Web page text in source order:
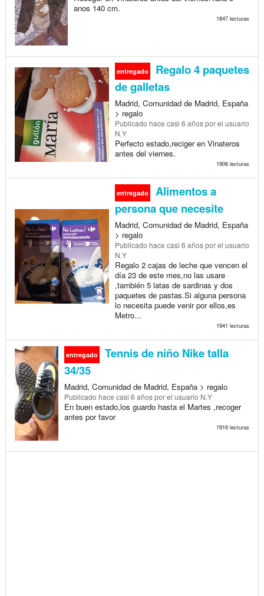
anos 140 cm.
1847 lecturas
entregado
Regalo 4 paquetes
de galletas
Madrid, Comunidad de Madrid, España
> regalo
Publicado hace casi 6 añospor el usuario
N.Y
Perfecto estado,reciger en Vinateros
antes del viernes.
1906 lecturas
entregado
Alimentos a
persona que necesite
Madrid, Comunidad de Madrid, España
> regalo
Publicado hace casi 6 añospor el usuario
N.Y
Regalo 2 cajas de leche que vencen el
día 23 de este mes,no las usare
,también 5 latas de sardinas y dos
paquetes de pastas.Si alguna persona
lo necesita puede venir por ellos,es
Metro...
1941 lecturas
entregado
Tennis de niño Nike talla
34/35
Madrid, Comunidad de Madrid, España > regalo
Publicado hace casi 6 añospor el usuario N.Y
En buen estado,los guardo hasta el Martes ,recoger
antes por favor
1916 lecturas